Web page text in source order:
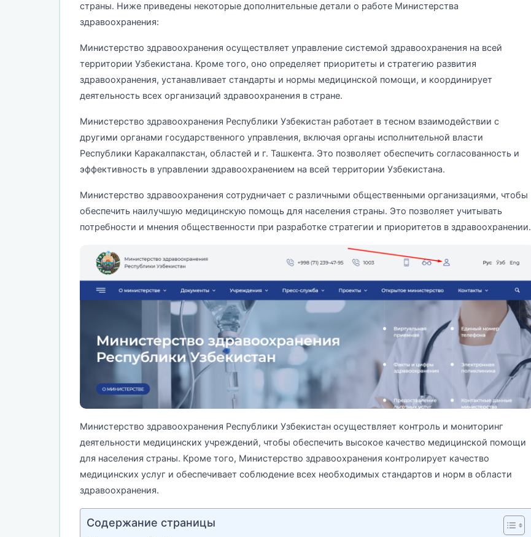
страны. Ниже приведены некоторые дополнительные детали о работе Министерства
здравоохранения:
Министерство здравоохранения осуществляет управление системой здравоохранения на всей
территории Узбекистана. Кроме того, оно определяет приоритеты и стратегию развития
здравоохранения, устанавливает стандарты и нормы медицинской помощи, и координирует
деятельность всех организаций здравоохранения в стране.
Министерство здравоохранения Республики Узбекистан работает в тесном взаимодействии с
другими органами государственного управления, включая органы исполнительной власти
Республики Каракалпакстан, областей и г. Ташкента. Это позволяет обеспечить согласованность и
эффективность в управлении здравоохранением на всей территории Узбекистана.
Министерство здравоохранения сотрудничает с различными общественными организациями, чтобы
обеспечить наилучшую медицинскую помощь для населения страны. Это позволяет учитывать
потребности и мнения общественности при разработке стратегии и приоритетов в здравоохранении.
Министерство здравоохранения Республики Узбекистан осуществляет контроль и мониторинг
деятельности медицинских учреждений, чтобы обеспечить высокое качество медицинской помощи
для населения страны. Кроме того, Министерство здравоохранения контролирует качество
медицинских услуг и обеспечивает соблюдение всех необходимых стандартов и норм в области
здравоохранения.
Содержание страницы